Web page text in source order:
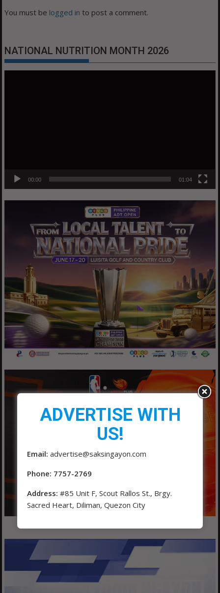
You must be logged in to post a comment.
NATIONAL NUTRITION MONTH 2026
00:00 01:04
ADVERTISE WITH
US!
Email: advertise@saksingayon.com
Phone: 7757-2769
Address: #85 Unit F, Scout Rallos St., Brgy.
Sacred Heart, Diliman, Quezon City